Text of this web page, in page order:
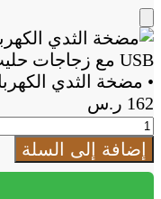
Add
to
Cart
• مضخة الثدي
162 ر.س
كمية
مضخة
إضافة إلى السلة